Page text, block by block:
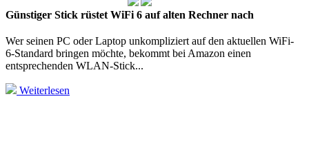
Günstiger Stick rüstet WiFi 6 auf alten Rechner nach
Wer seinen PC oder Laptop unkompliziert auf den aktuellen WiFi-
6‑Standard bringen möchte, bekommt bei Amazon einen
entsprechenden WLAN‑Stick...
Weiterlesen